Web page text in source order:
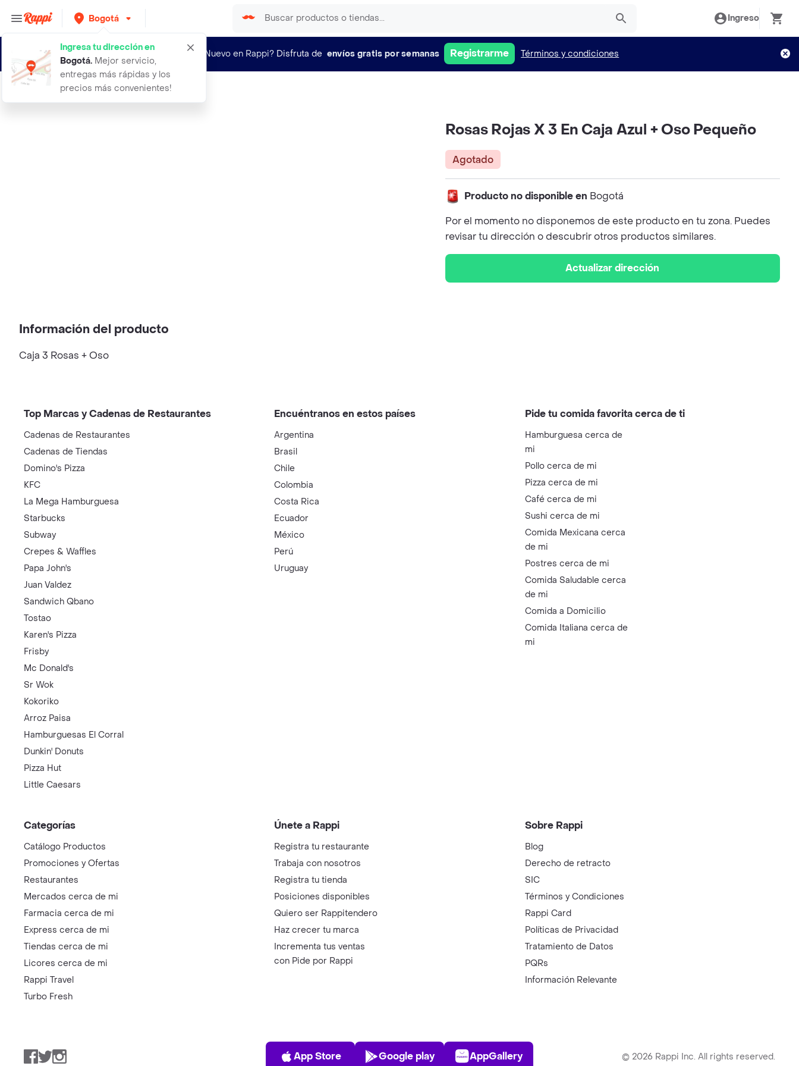
Bogotá
Ingresa tu dirección en
Bogotá. Mejor servicio,
entregas más rápidas y los
precios más convenientes!
Ingreso
¿Nuevo en Rappi? Disfruta de envíos gratis por semanas Registrarme Términos y condiciones
rosas rojas x 3 en caja azul oso pe
Rosas Rojas X 3 En Caja Azul + Oso Pequeño
Agotado
Producto no disponible en Bogotá
Por el momento no disponemos de este producto en tu zona. Puedes
revisar tu dirección o descubrir otros productos similares.
Actualizar dirección
Información del producto
Caja 3 Rosas + Oso
Top Marcas y Cadenas de Restaurantes
Cadenas de Restaurantes
Cadenas de Tiendas
Domino's Pizza
KFC
La Mega Hamburguesa
Starbucks
Subway
Crepes & Waffles
Papa John's
Juan Valdez
Sandwich Qbano
Tostao
Karen's Pizza
Frisby
Mc Donald's
Sr Wok
Kokoriko
Arroz Paisa
Hamburguesas El Corral
Dunkin' Donuts
Pizza Hut
Little Caesars
Encuéntranos en estos países
Argentina
Brasil
Chile
Colombia
Costa Rica
Ecuador
México
Perú
Uruguay
Pide tu comida favorita cerca de ti
Hamburguesa cerca de
mi
Pollo cerca de mi
Pizza cerca de mi
Café cerca de mi
Sushi cerca de mi
Comida Mexicana cerca
de mi
Postres cerca de mi
Comida Saludable cerca
de mi
Comida a Domicilio
Comida Italiana cerca de
mi
Categorías
Catálogo Productos
Promociones y Ofertas
Restaurantes
Mercados cerca de mi
Farmacia cerca de mi
Express cerca de mi
Tiendas cerca de mi
Licores cerca de mi
Rappi Travel
Turbo Fresh
Únete a Rappi
Registra tu restaurante
Trabaja con nosotros
Registra tu tienda
Posiciones disponibles
Quiero ser Rappitendero
Haz crecer tu marca
Incrementa tus ventas
con Pide por Rappi
Sobre Rappi
Blog
Derecho de retracto
SIC
Términos y Condiciones
Rappi Card
Políticas de Privacidad
Tratamiento de Datos
PQRs
Información Relevante
Facebook
TwitterInstagram
App Store
App Store
Play Store
Google play
AppGallery
AppGallery © 2026 Rappi Inc. All rights reserved.